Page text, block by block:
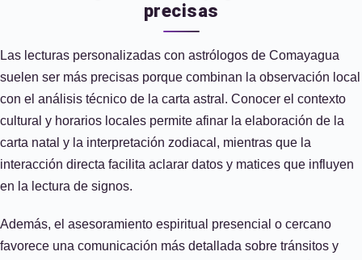
precisas
Las lecturas personalizadas con astrólogos de Comayagua
suelen ser más precisas porque combinan la observación local
con el análisis técnico de la carta astral. Conocer el contexto
cultural y horarios locales permite afinar la elaboración de la
carta natal y la interpretación zodiacal, mientras que la
interacción directa facilita aclarar datos y matices que influyen
en la lectura de signos.
Además, el asesoramiento espiritual presencial o cercano
favorece una comunicación más detallada sobre tránsitos y